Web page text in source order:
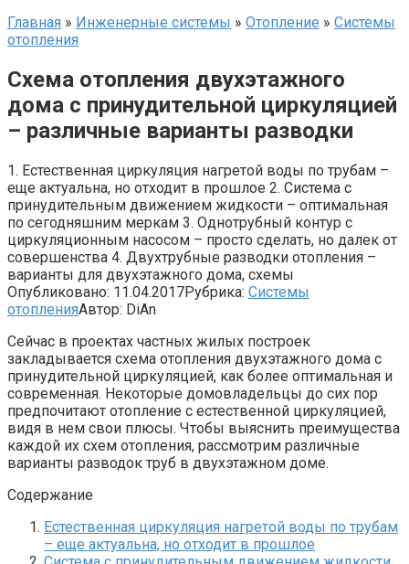
Главная » Инженерные системы » Отопление » Системы
отопления
Схема отопления двухэтажного
дома с принудительной циркуляцией
– различные варианты разводки
1. Естественная циркуляция нагретой воды по трубам –
еще актуальна, но отходит в прошлое 2. Система с
принудительным движением жидкости – оптимальная
по сегодняшним меркам 3. Однотрубный контур с
циркуляционным насосом – просто сделать, но далек от
совершенства 4. Двухтрубные разводки отопления –
варианты для двухэтажного дома, схемы
Опубликовано: 11.04.2017Рубрика: Системы
отопленияАвтор: DiAn
Сейчас в проектах частных жилых построек
закладывается схема отопления двухэтажного дома с
принудительной циркуляцией, как более оптимальная и
современная. Некоторые домовладельцы до сих пор
предпочитают отопление с естественной циркуляцией,
видя в нем свои плюсы. Чтобы выяснить преимущества
каждой их схем отопления, рассмотрим различные
варианты разводок труб в двухэтажном доме.
Содержание
Естественная циркуляция нагретой воды по трубам
– еще актуальна, но отходит в прошлое